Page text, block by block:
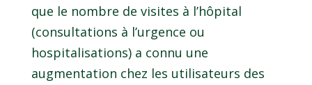
que le nombre de visites à l’hôpital
(consultations à l’urgence ou
hospitalisations) a connu une
augmentation chez les utilisateurs des